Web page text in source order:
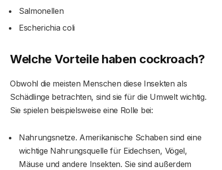
Salmonellen
Escherichia coli
Welche Vorteile haben cockroach?
Obwohl die meisten Menschen diese Insekten als
Schädlinge betrachten, sind sie für die Umwelt wichtig.
Sie spielen beispielsweise eine Rolle bei:
Nahrungsnetze. Amerikanische Schaben sind eine
wichtige Nahrungsquelle für Eidechsen, Vögel,
Mäuse und andere Insekten. Sie sind außerdem